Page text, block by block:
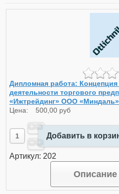
Дипломная работа: Концепция
деятельности торгового
«Ижтрейдинг» ООО
Цена: 500,00 руб
Добавить в
Артикул: 202
Описание